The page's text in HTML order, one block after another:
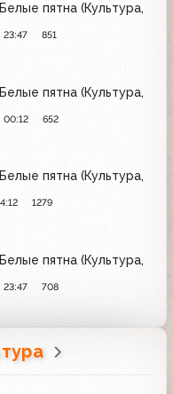
пятна (Культура,
23:47 851
пятна (Культура,
00:12 652
пятна (Культура,
1279
пятна (Культура,
23:47 708